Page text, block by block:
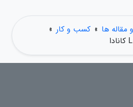
مقاله ها » کسب و کار »